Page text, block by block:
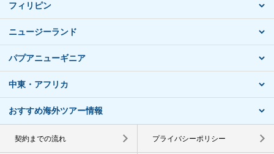
フィリピン
ニュージーランド
パプアニューギニア
中東・アフリカ
おすすめ海外ツアー情報
契約までの流れ プライバシーポリシー